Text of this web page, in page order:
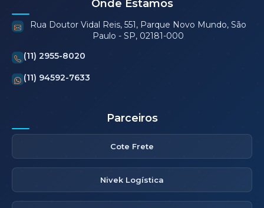
Onde Estamos
Rua Doutor Vidal Reis, 551, Parque Novo Mundo, São
Paulo - SP, 02181-000
(11) 2955-8020
(11) 94592-7633
Parceiros
Cote Frete
Nivek Logística